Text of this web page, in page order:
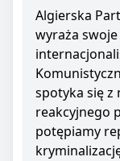
Algierska
wyraża
spotyka się z
reakcyjnego
potępiamy